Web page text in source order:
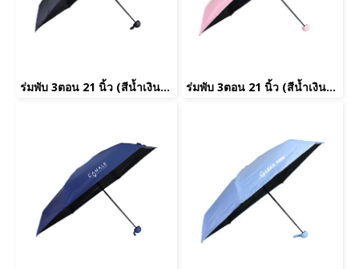
ร่มพับ 3ตอน 21 นิ้ว (สีน้ำเงิน)(copy)(copy)(copy)(copy)(copy)(copy)(copy)(copy)(copy)(copy)(copy)(copy)(copy)(copy)(copy)(copy)(copy)(copy) ร่มพับ 3ตอน 21 นิ้ว (สีน้ำเงิน)(copy)(copy)(copy)(copy)(copy)(copy)(copy)(copy)(copy)(copy)(copy)(copy)(copy)(copy)(copy)(copy)(copy)(copy)(copy)